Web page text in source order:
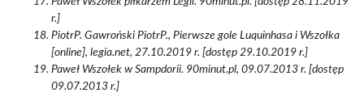
r.]
PiotrP. Gawroński PiotrP., Pierwsze gole Luquinhasa i Wszołka
[online], legia.net, 27.10.2019 r. [dostęp 29.10.2019 r.]
Paweł Wszołek w Sampdorii. 90minut.pl, 09.07.2013 r. [dostęp
09.07.2013 r.]